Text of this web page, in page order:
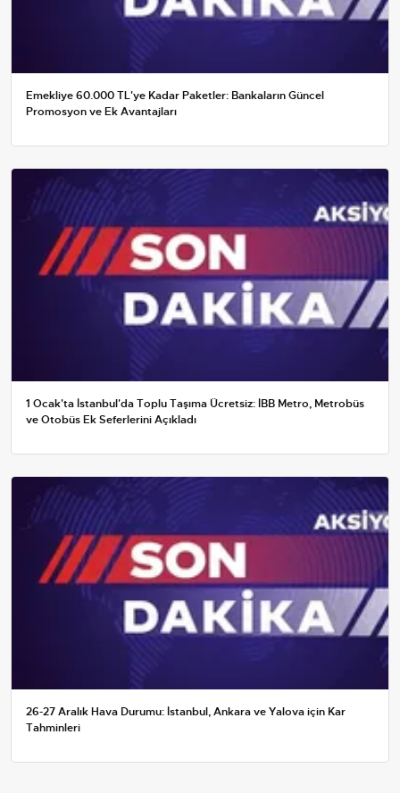
Emekliye 60.000 TL'ye Kadar Paketler: Bankaların Güncel
Promosyon ve Ek Avantajları
1 Ocak'ta İstanbul'da Toplu Taşıma Ücretsiz: İBB Metro, Metrobüs
ve Otobüs Ek Seferlerini Açıkladı
26-27 Aralık Hava Durumu: İstanbul, Ankara ve Yalova için Kar
Tahminleri